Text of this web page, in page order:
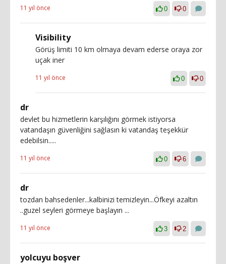
11 yıl önce 0 0
Visibility
Görüş limiti 10 km olmaya devam ederse oraya zor
uçak iner
11 yıl önce 0 0
dr
devlet bu hizmetlerin karşılığını görmek istiyorsa
vatandaşın güvenliğini sağlasın ki vatandaş teşekkür
edebilsin.....
11 yıl önce 0 6
dr
tozdan bahsedenler...kalbinizi temizleyin...Öfkeyi azaltın
..guzel seyleri görmeye başlayın ...
11 yıl önce 3 2
yolcuyu boşver